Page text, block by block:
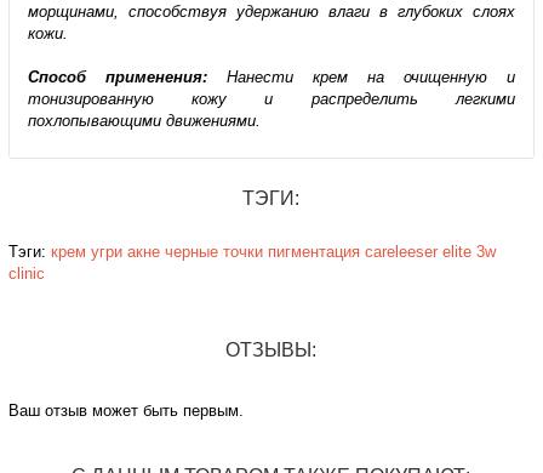
морщинами, способствуя удержанию влаги в глубоких слоях
кожи.
Способ применения:Нанести крем на очищенную и
тонизированную кожу и распределить легкими
похлопывающими движениями.
ТЭГИ:
Тэги: крем угри акне черные точки пигментация careleeser elite 3w
clinic
ОТЗЫВЫ:
Ваш отзыв может быть первым.